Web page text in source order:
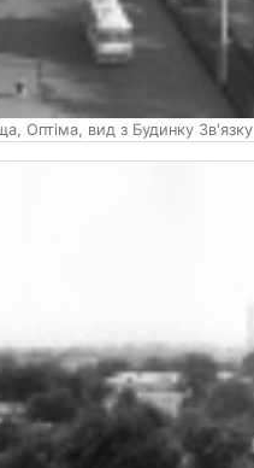
Оптіма, вид з Будинку Зв'язку